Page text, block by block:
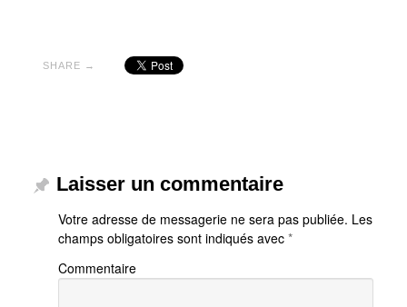
SHARE →
Laisser un commentaire
Votre adresse de messagerie ne sera pas publiée. Les
champs obligatoires sont indiqués avec *
Commentaire